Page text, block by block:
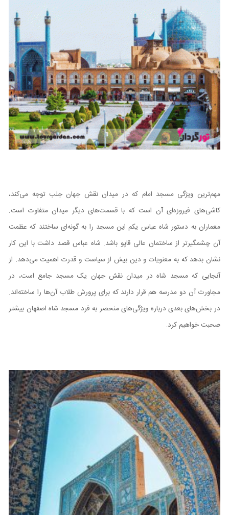
مهم‌ترین ویژگی مسجد امام که در میدان نقش جهان جلب توجه می‌کند،
کاشی‌های فیروزه‌ای آن است که با قسمت‌های دیگر میدان متفاوت است.
معماران به دستور شاه عباس یکم این مسجد را به گونه‌ای ساختند که عظمت
آن چشمگیر‌تر از ساختمان عالی قاپو باشد. شاه عباس قصد داشت با این کار
نشان بدهد که به معنویات و دین بیش از سیاست و قدرت اهمیت می‌دهد. از
آنجایی که مسجد شاه در میدان نقش جهان یک مسجد جامع است، در
مجاورت آن دو مدرسه هم قرار دارند که برای پرورش طلاب آن‌ها را ساخته‌اند.
در بخش‌های بعدی درباره ویژگی‌های منحصر به فرد مسجد شاه اصفهان بیشتر
صحبت خواهیم کرد.